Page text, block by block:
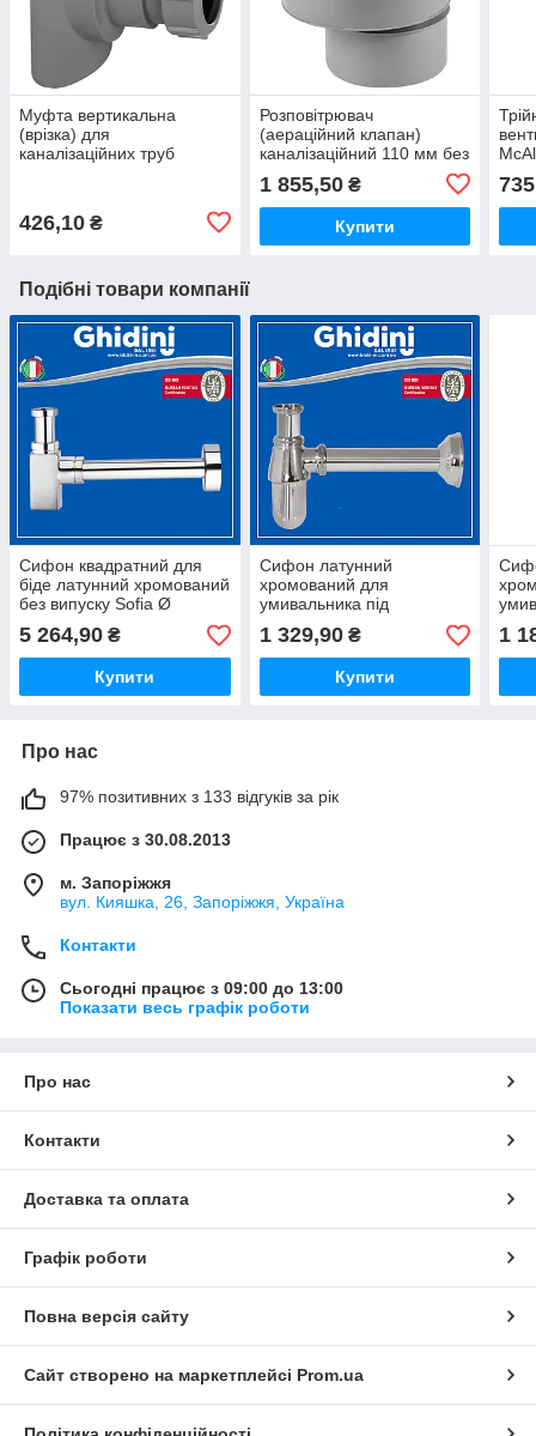
Муфта вертикальна
(врізка) для
каналізаційних труб
426,10 ₴
Розповітрювач
(аераційний клапан)
каналізаційний 110 мм без
HC47P
1 855,50₴
Купити
Подібні товари компанії
Сифон квадратний для
біде латунний хромований
без випуску Sofia Ø
32х1.1/4" Ghidini 493
5 264,90 ₴
Купити
Сифон латунний
хромований для
умивальника під
автопробку CONCORD Ø
32х1.1/4" Ghidini 529114
1 329,90₴
Купити
1
Про нас
97% позитивних з 133 відгуків за рік
Працює з 30.08.2013
м. Запоріжжя
вул. Кияшка, 26, Запоріжжя, Україна
Контакти
Сьогодні працює з 09:00 до 13:00
Показати весь графік роботи
Про нас
Контакти
Доставка та оплата
Графік роботи
Повна версія сайту
Сайт створено на маркетплейсі Prom.ua